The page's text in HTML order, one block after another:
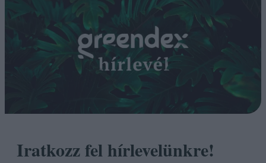
Iratkozz fel hírlevelünkre!